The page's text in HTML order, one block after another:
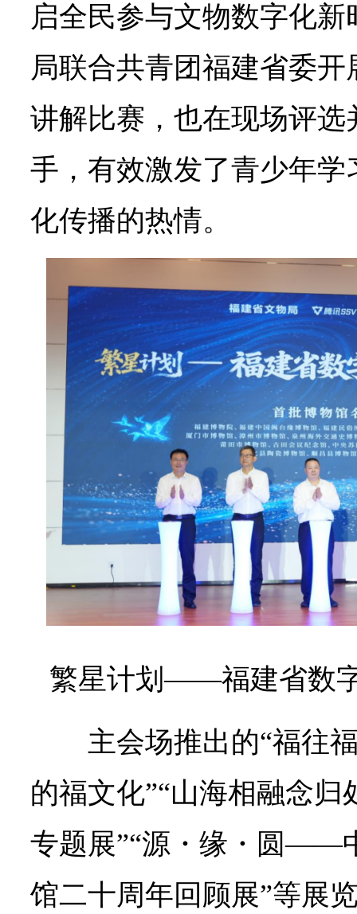
启全民参与文物数字化
局联合共青团福建省委
讲解比赛，也在现场评
手，有效激发了青少年
化传播的热情。
繁星计划——福建省数
主会场推出的“福往
的福文化”“山海相融念
专题展”“源・缘・圆——
馆二十周年回顾展”等展